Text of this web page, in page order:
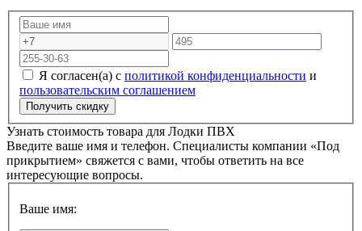
Я согласен(а) с политикой конфиденциальности и
пользовательским соглашением
Узнать стоимость товара для Лодки ПВХ
Введите ваше имя и телефон. Специалисты компании «Под
прикрытием» свяжется с вами, чтобы ответить на все
интересующие вопросы.
Ваше имя: